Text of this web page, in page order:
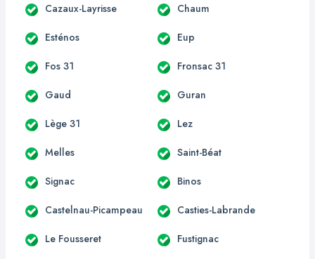
Cazaux-Layrisse Chaum
Esténos Eup
Fos 31 Fronsac 31
Gaud Guran
Lège 31 Lez
Melles Saint-Béat
Signac Binos
Castelnau-Picampeau Casties-Labrande
Le Fousseret Fustignac